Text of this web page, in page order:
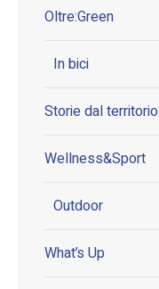
Oltre:Green
In bici
Storie dal territorio
Wellness&Sport
Outdoor
What’s Up